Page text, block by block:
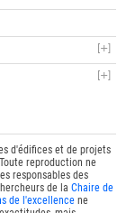
d'édifices et de projets
reproduction ne
responsables des
de laChaire de
de l'excellence ne